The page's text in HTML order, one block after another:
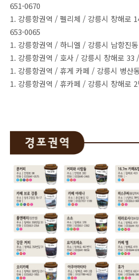
651-0670
1. 강릉항권역 / 펠리체 / 강릉시 창해로
653-0065
1. 강릉항권역 / 하니엘 / 강릉시 남항진
1. 강릉항권역 / 호사 / 강릉시 창해로 33
1. 강릉항권역 / 휴게 카페 / 강릉시 병산
1. 강릉항권역 / 휴카페 / 강릉시 창해로